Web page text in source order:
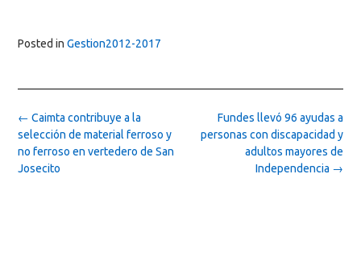
Posted in Gestion2012-2017
Post
navigation
Fundes llevó 96 ayudas a
personas con discapacidad y
adultos mayores de
Independencia →
← Caimta contribuye a la
selección de material ferroso y
no ferroso en vertedero de San
Josecito